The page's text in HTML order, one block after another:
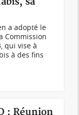
a adopté le
Commission
qui vise à
à des fins
: Réunion